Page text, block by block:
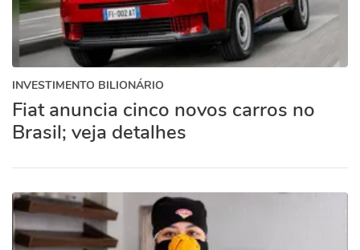
INVESTIMENTO BILIONÁRIO
Fiat anuncia cinco novos carros no
Brasil; veja detalhes